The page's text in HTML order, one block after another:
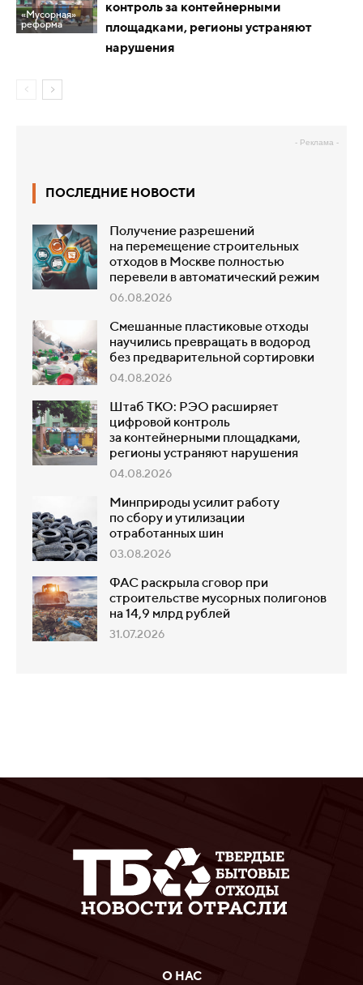
«Мусорная»
реформа
контроль за контейнерными
площадками, регионы устраняют
нарушения
- Реклама -
ПОСЛЕДНИЕ НОВОСТИ
Получение разрешений
на перемещение строительных
отходов в Москве полностью
перевели в автоматический режим
06.08.2026
Смешанные пластиковые отходы
научились превращать в водород
без предварительной сортировки
04.08.2026
Штаб ТКО: РЭО расширяет
цифровой контроль
за контейнерными площадками,
регионы устраняют нарушения
04.08.2026
Минприроды усилит работу
по сбору и утилизации
отработанных шин
03.08.2026
ФАС раскрыла сговор при
строительстве мусорных полигонов
на 14,9 млрд рублей
31.07.2026
О НАС